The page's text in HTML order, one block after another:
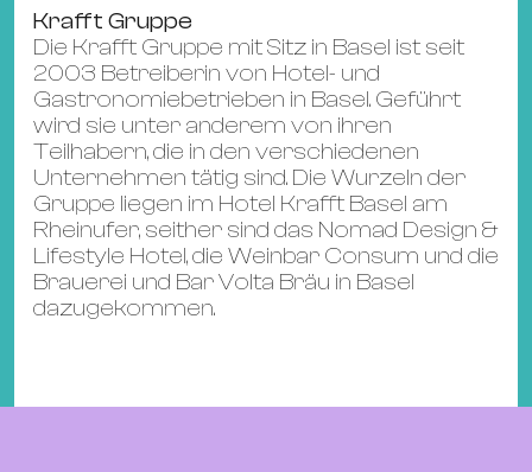
Krafft Gruppe
Die Krafft Gruppe mit Sitz in Basel ist seit
2003 Betreiberin von Hotel- und
Gastronomiebetrieben in Basel. Geführt
wird sie unter anderem von ihren
Teilhabern, die in den verschiedenen
Unternehmen tätig sind. Die Wurzeln der
Gruppe liegen im Hotel Krafft Basel am
Rheinufer, seither sind das Nomad Design &
Lifestyle Hotel, die Weinbar Consum und die
Brauerei und Bar Volta Bräu in Basel
dazugekommen.